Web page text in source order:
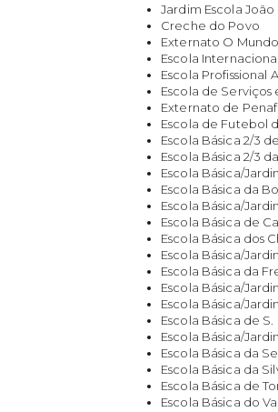
Jardim Escola
Creche do Povo
Externato O
Escola
Escola Profissional
Escola de
Externato de
Escola de Futebol
Escola Básica 2/3
Escola Básica 2/3
Escola Básica/
Escola Básica da
Escola Básica/
Escola Básica de
Escola Básica dos
Escola Básica/
Escola Básica da
Escola Básica/
Escola Básica/
Escola Básica de
Escola Básica/
Escola Básica da
Escola Básica da
Escola Básica de
Escola Básica do